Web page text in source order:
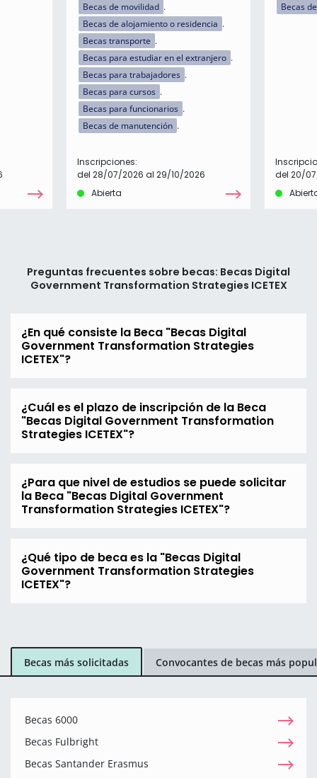
Becas de movilidad
Becas de alojamiento o residencia
Becas transporte
Becas para estudiar en el extranjero
Becas para trabajadores
Becas para cursos
Becas para funcionarios
Becas de manutención
Inscripciones:
del 28/07/2026 al 29/10/2026
Abierta
Becas
del 20/
Preguntas frecuentes sobre becas: Becas Digital
Government Transformation Strategies ICETEX
¿En qué consiste la Beca "Becas Digital
Government Transformation Strategies
ICETEX"?
¿Cuál es el plazo de inscripción de la Beca
"Becas Digital Government Transformation
Strategies ICETEX"?
¿Para que nivel de estudios se puede solicitar
la Beca "Becas Digital Government
Transformation Strategies ICETEX"?
¿Qué tipo de beca es la "Becas Digital
Government Transformation Strategies
ICETEX"?
Becas más solicitadas Convocantes de becas más
Becas 6000
Becas Fulbright
Becas Santander Erasmus